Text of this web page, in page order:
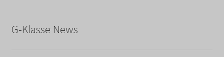
G-Klasse News